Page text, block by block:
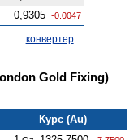
0,9305 -0.0047
конвертер
Gold Fixing)
Курс (Au)